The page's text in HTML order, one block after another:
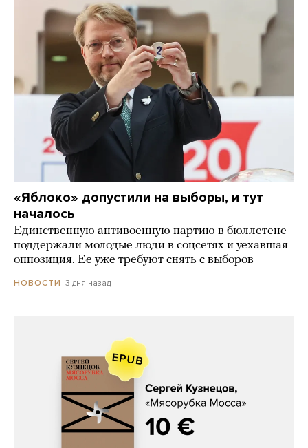
«Яблоко» допустили на выборы, и тут
началось
Единственную антивоенную партию в бюллетене
поддержали молодые люди в соцсетях и уехавшая
оппозиция. Ее уже требуют снять с выборов
НОВОСТИ 3 дня назад